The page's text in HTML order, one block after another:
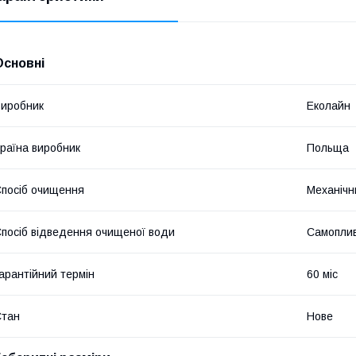
Еколайн
виробник Польща
очищення
відведення очищеної води
термін 60 міс
Нове